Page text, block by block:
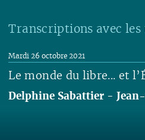
Transcriptions avec les
Le monde du libre... et
Mardi 26 octobre 2021
Delphine Sabattier -